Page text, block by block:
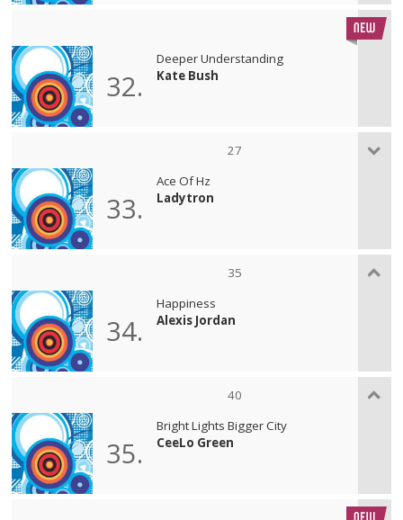
32.
Deeper Understanding
Kate Bush
27
33.
Ace Of Hz
Ladytron
35
34.
Happiness
Alexis Jordan
40
35.
Bright Lights Bigger City
CeeLo Green